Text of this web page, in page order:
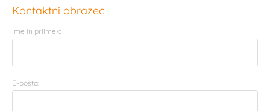
Kontaktni obrazec
Ime in priimek:
E-pošta: